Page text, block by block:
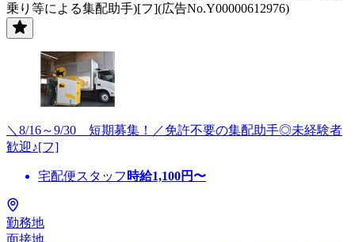
乗り等による集配助手)[フ](広告No.Y00000612976)
＼8/16～9/30 短期募集！／免許不要の集配助手◎未経験者
歓迎♪[フ]
宅配便スタッフ 時給1,100円〜
勤務地
面接地